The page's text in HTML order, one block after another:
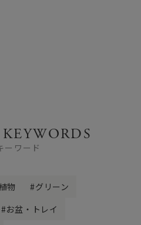
ーワード
物
グリーン
お盆・トレイ